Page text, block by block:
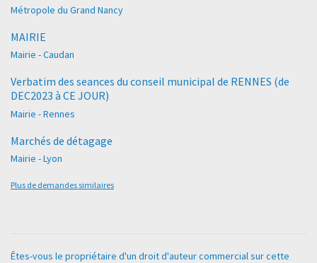
Métropole du Grand Nancy
MAIRIE
Mairie - Caudan
Verbatim des seances du conseil municipal de RENNES (de
DEC2023 à CE JOUR)
Mairie - Rennes
Marchés de détagage
Mairie - Lyon
Plus de demandes similaires
Êtes-vous le propriétaire d'un droit d'auteur commercial sur cette